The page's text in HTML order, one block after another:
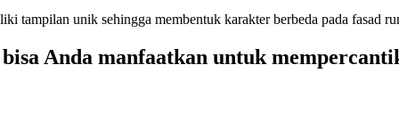
tampilan unik sehingga membentuk karakter berbeda pada fasad
Anda manfaatkan untuk